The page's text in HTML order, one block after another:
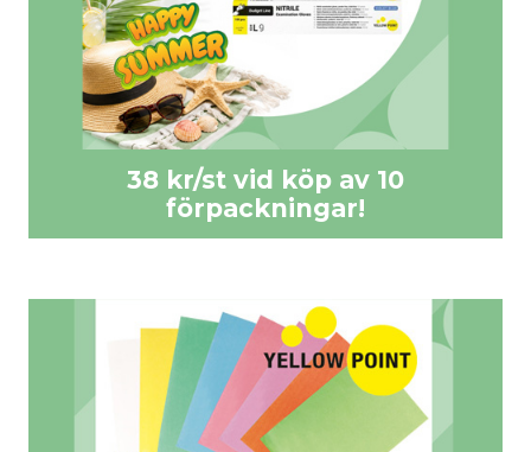
38 kr/st vid köp av 10
förpackningar!
Best Buy pris: 41 kr/förp.
38 kr vid köp av 10 förpackningar.
KÖP HÄR >>